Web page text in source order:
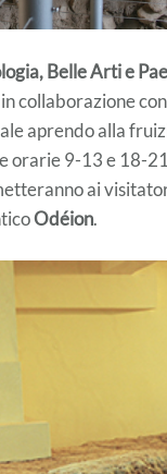
Belle Arti e
in collaborazione
aprendo alla
orarie 9-13 e 18-
ai
Odéion.